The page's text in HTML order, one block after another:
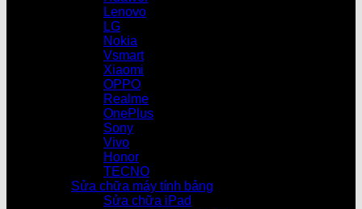
Lenovo
LG
Nokia
Vsmart
Xiaomi
OPPO
Realme
OnePlus
Sony
Vivo
Honor
TECNO
Sửa chữa máy tính bảng
Sửa chữa iPad